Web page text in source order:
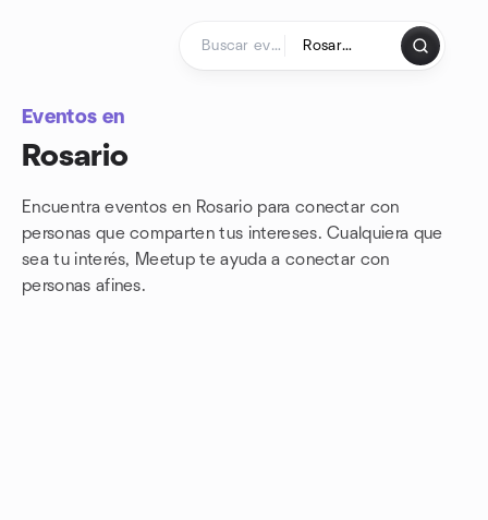
Eventos en
Rosario
Encuentra eventos en Rosario para conectar con
personas que comparten tus intereses. Cualquiera que
sea tu interés, Meetup te ayuda a conectar con
personas afines.